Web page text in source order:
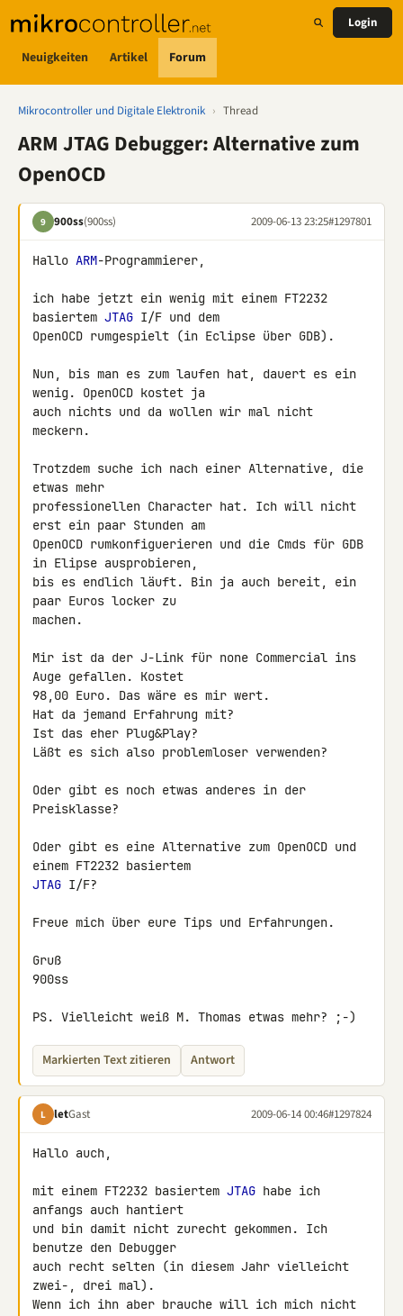
Neuigkeiten Artikel Forum
Login
Mikrocontroller und Digitale Elektronik › Thread
ARM JTAG Debugger: Alternative zum
OpenOCD
9 900ss(900ss) 2009-06-13 23:25#1297801
Hallo ARM-Programmierer,
ich habe jetzt ein wenig mit einem FT2232
basiertem JTAG I/F und dem
OpenOCD rumgespielt (in Eclipse über GDB).
Nun, bis man es zum laufen hat, dauert es ein
wenig. OpenOCD kostet ja
auch nichts und da wollen wir mal nicht
meckern.
Trotzdem suche ich nach einer Alternative, die
etwas mehr
professionellen Character hat. Ich will nicht
erst ein paar Stunden am
OpenOCD rumkonfiguerieren und die Cmds für GDB
in Elipse ausprobieren,
bis es endlich läuft. Bin ja auch bereit, ein
paar Euros locker zu
machen.
Mir ist da der J-Link für none Commercial ins
Auge gefallen. Kostet
98,00 Euro. Das wäre es mir wert.
Hat da jemand Erfahrung mit?
Ist das eher Plug&Play?
Läßt es sich also problemloser verwenden?
Oder gibt es noch etwas anderes in der
Preisklasse?
Oder gibt es eine Alternative zum OpenOCD und
JTAG I/F?
Freue mich über eure Tips und Erfahrungen.
Gruß
900ss
PS. Vielleicht weiß M. Thomas etwas mehr? ;-)
Markierten Text zitieren Antwort
L letGast 2009-06-14 00:46#1297824
Hallo auch,
mit einem FT2232 basiertem JTAG habe ich
anfangs auch hantiert
und bin damit nicht zurecht gekommen. Ich
benutze den Debugger
auch recht selten (in diesem Jahr vielleicht
zwei-, drei mal).
Wenn ich ihn aber brauche will ich mich nicht